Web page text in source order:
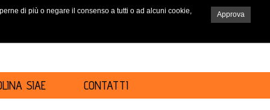
SIAE CONTATTI
Approva
di più o negare il consenso a tutti o ad alcuni cookie,